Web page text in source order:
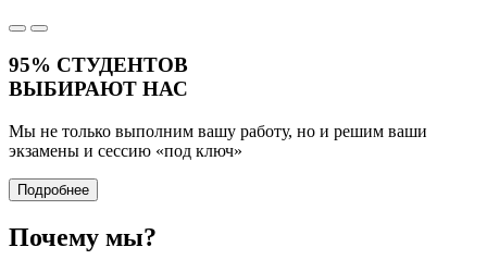
95% СТУДЕНТОВ
ВЫБИРАЮТ НАС
Мы не только выполним вашу работу, но и решим ваши
экзамены и сессию «под ключ»
Подробнее
Почему мы?